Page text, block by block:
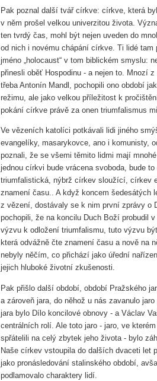
Pak poznal další tvář církve: církve, která
v něm prošel velkou univerzitou života.
ten tvrdý čas, mohl být nejen uveden do
od nich i novému chápání církve. Ti lidé
jméno „holocaust“ v tom biblickém smyslu:
přinesli oběť Hospodinu - a nejen to. Mnozí
třeba Antonín Mandl, pochopili ono období
režimu, ale jako velkou příležitost k
pokání církve právě za onen triumfalismus
Ve vězeních katolíci potkávali lidi jiného
evangelíky, masarykovce, ano i komunisty,
poznali, že se všemi těmito lidmi mají
jednou církvi bude vrácena svoboda, bude
triumfalistická, nýbrž církev sloužící, církev
znamení času.. A když koncem šedesátých
z vězení, dostávaly se k nim první zprávy o
pochopili, že na koncilu Duch Boží probudil
výzvu k odložení triumfalismu, tuto výzvu
která odvážně čte znamení času a nově na
nebyly něčím, co přichází jako úřední
jejich hluboké životní zkušenosti.
Pak přišlo další období, období Pražského
a zároveň jara, do něhož u nás zavanulo
jara bylo Dílo koncilové obnovy - a Václav
centrálních rolí. Ale toto jaro - jaro, ve
spřátelili na celý zbytek jeho života - bylo
Naše církev vstoupila do dalších dvaceti let
jako pronásledování stalinského období,
podlamovalo charaktery lidí.